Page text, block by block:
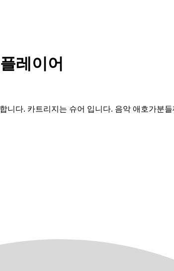
레이어
다. 카트리지는 슈어 입니다. 음악 애호가분